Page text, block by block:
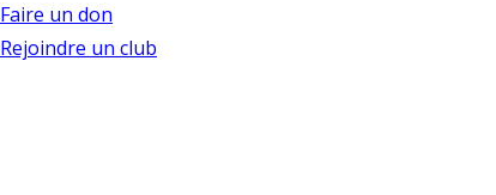
Faire un don
Rejoindre un club